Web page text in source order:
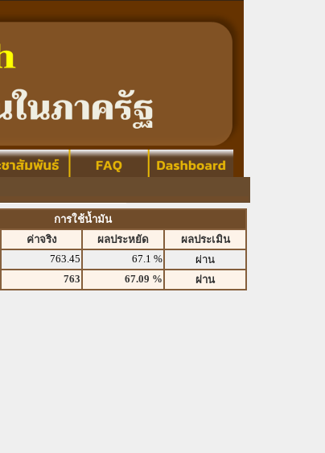
การใช้น้ำมัน
ค่าจริง ผลประหยัด
ผลประเมิน
763.45 67.1 %
ผ่าน
763 67.09 % ผ่าน